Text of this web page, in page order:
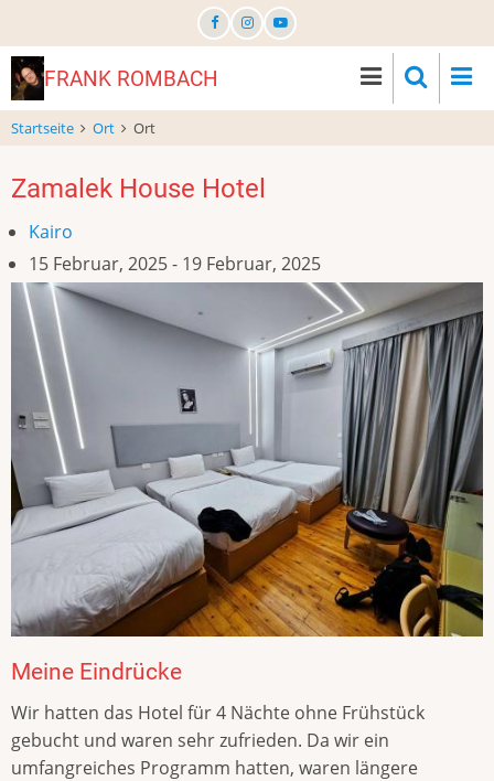
zum
InhaltFRANK ROMBACH
Startseite Ort Ort
Zamalek House Hotel
Kairo
15 Februar, 2025- 19 Februar, 2025
Meine Eindrücke
Wir hatten das Hotel für 4 Nächte ohne Frühstück
gebucht und waren sehr zufrieden. Da wir ein
umfangreiches Programm hatten, waren längere